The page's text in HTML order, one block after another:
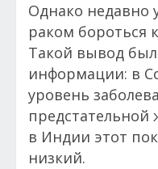
Однако недавно
раком бороться
Такой вывод
информации: в
уровень
предстательной
в Индии этот
низкий.